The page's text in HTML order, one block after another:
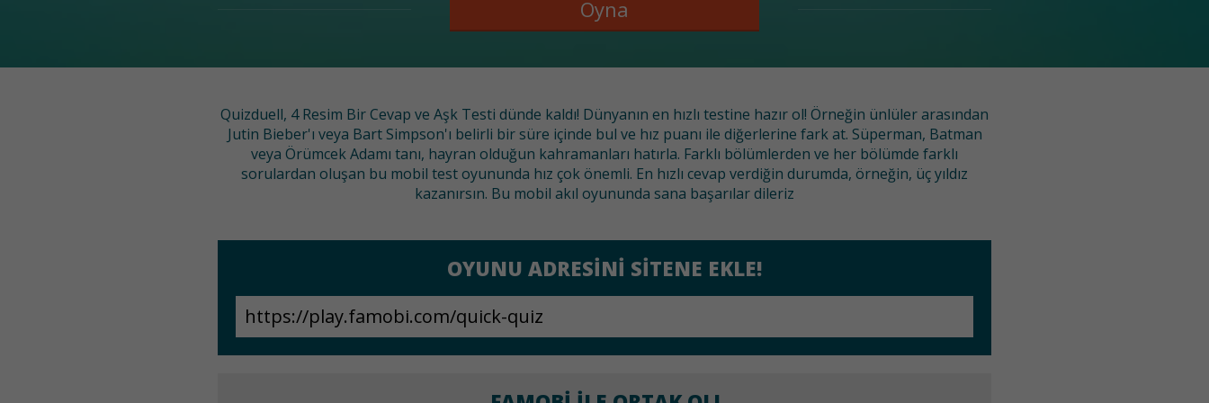
Oyna
Quizduell, 4 Resim Bir Cevap ve Aşk Testi dünde kaldı! Dünyanın en hızlı testine hazır ol! Örneğin ünlüler arasından
Jutin Bieber'ı veya Bart Simpson'ı belirli bir süre içinde bul ve hız puanı ile diğerlerine fark at. Süperman, Batman
veya Örümcek Adamı tanı, hayran olduğun kahramanları hatırla. Farklı bölümlerden ve her bölümde farklı
sorulardan oluşan bu mobil test oyununda hız çok önemli. En hızlı cevap verdiğin durumda, örneğin, üç yıldız
kazanırsın. Bu mobil akıl oyununda sana başarılar dileriz
OYUNU ADRESINI SITENE EKLE!